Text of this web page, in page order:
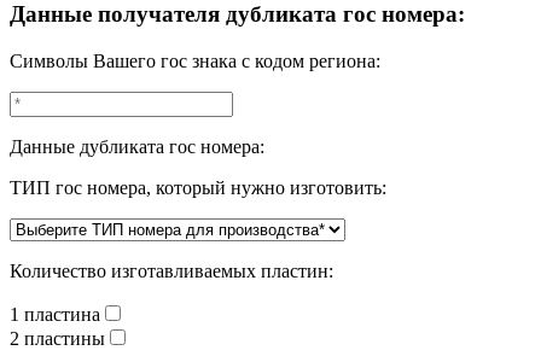
Данные получателя дубликата гос номера:
Символы Вашего гос знака с кодом региона:
Данные дубликата гос номера:
ТИП гос номера, который нужно изготовить:
Количество изготавливаемых пластин:
1 пластина
2 пластины